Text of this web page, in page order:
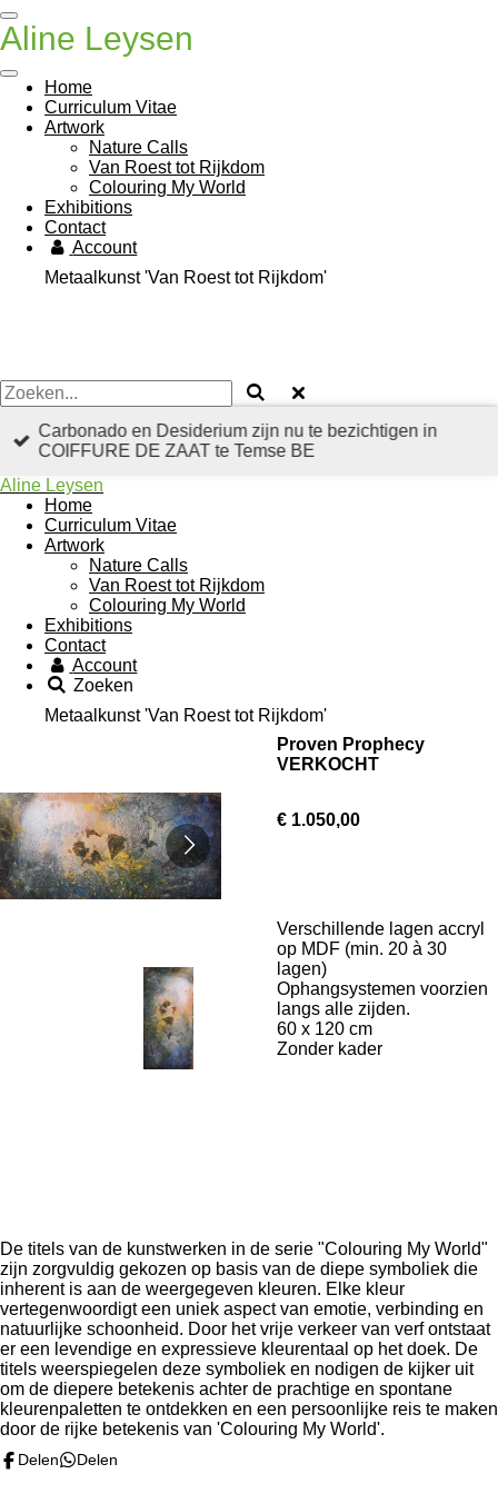
Ga
direct
de
hoofdinhoud
Aline Leysen
Home
Curriculum Vitae
Artwork
Nature Calls
Van Roest tot Rijkdom
Colouring My World
Exhibitions
Contact
Account
Metaalkunst 'Van Roest tot Rijkdom'
Carbonado en Desiderium zijn nu te bezichtigen in
COIFFURE DE ZAAT te Temse BE
Aline Leysen
Home
Curriculum Vitae
Artwork
Nature Calls
Van Roest tot Rijkdom
Colouring My World
Exhibitions
Contact
Account
Zoeken
Metaalkunst 'Van Roest tot Rijkdom'
Proven Prophecy
VERKOCHT
€ 1.050,00
Verschillende lagen accryl
op MDF (min. 20 à 30
lagen)
Ophangsystemen voorzien
langs alle zijden.
60 x 120 cm
Zonder kader
De titels van de kunstwerken in de serie "Colouring My World"
zijn zorgvuldig gekozen op basis van de diepe symboliek die
inherent is aan de weergegeven kleuren. Elke kleur
vertegenwoordigt een uniek aspect van emotie, verbinding en
natuurlijke schoonheid. Door het vrije verkeer van verf ontstaat
er een levendige en expressieve kleurentaal op het doek. De
titels weerspiegelen deze symboliek en nodigen de kijker uit
om de diepere betekenis achter de prachtige en spontane
kleurenpaletten te ontdekken en een persoonlijke reis te maken
door de rijke betekenis van 'Colouring My World'.
Delen Delen